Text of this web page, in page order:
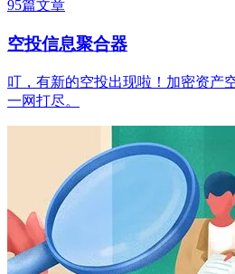
95篇文章
空投信息聚合器
叮，有新的空投出现啦！加密资产
一网打尽。